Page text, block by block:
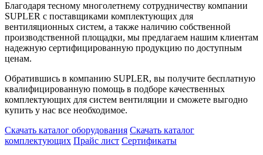
Благодаря тесному многолетнему сотрудничеству компании
SUPLER с поставщиками комплектующих для
вентиляционных систем, а также наличию собственной
производственной площадки, мы предлагаем нашим клиентам
надежную сертифицированную продукцию по доступным
ценам.
Обратившись в компанию SUPLER, вы получите бесплатную
квалифицированную помощь в подборе качественных
комплектующих для систем вентиляции и сможете выгодно
купить у нас все необходимое.
Скачать каталог оборудования Скачать каталог
комплектующих Прайс лист Сертификаты